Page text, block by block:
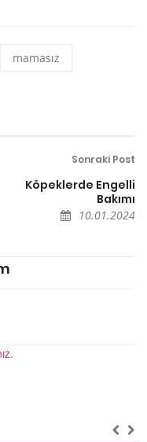
mamasız
Sonraki Post
Köpeklerde Engelli
Bakımı
10.01.2024